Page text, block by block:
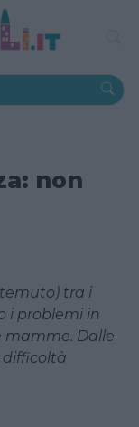
non
tra i
i problemi in
mamme. Dalle
difficoltà